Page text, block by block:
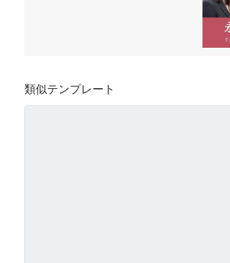
類似テンプレート